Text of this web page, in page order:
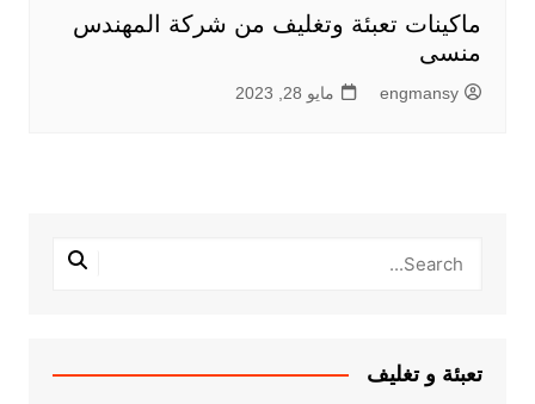
ماكينات تعبئة وتغليف من شركة المهندس
منسى
engmansy مايو 28, 2023
تعبئة و تغليف